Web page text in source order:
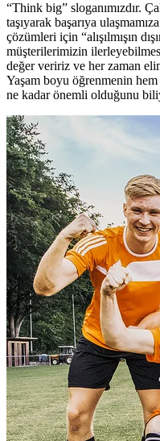
“Think big” sloganımızdır.
taşıyarak başarıya
çözümleri için “alışılmışın
müşterilerimizin
değer veririz ve her zaman
Yaşam boyu öğrenmenin
ne kadar önemli olduğunu